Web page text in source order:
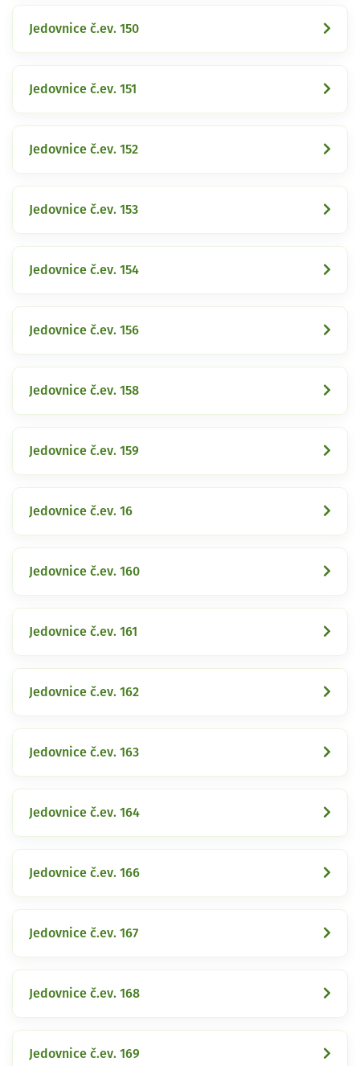
Jedovnice č.ev. 150
Jedovnice č.ev. 151
Jedovnice č.ev. 152
Jedovnice č.ev. 153
Jedovnice č.ev. 154
Jedovnice č.ev. 156
Jedovnice č.ev. 158
Jedovnice č.ev. 159
Jedovnice č.ev. 16
Jedovnice č.ev. 160
Jedovnice č.ev. 161
Jedovnice č.ev. 162
Jedovnice č.ev. 163
Jedovnice č.ev. 164
Jedovnice č.ev. 166
Jedovnice č.ev. 167
Jedovnice č.ev. 168
Jedovnice č.ev. 169